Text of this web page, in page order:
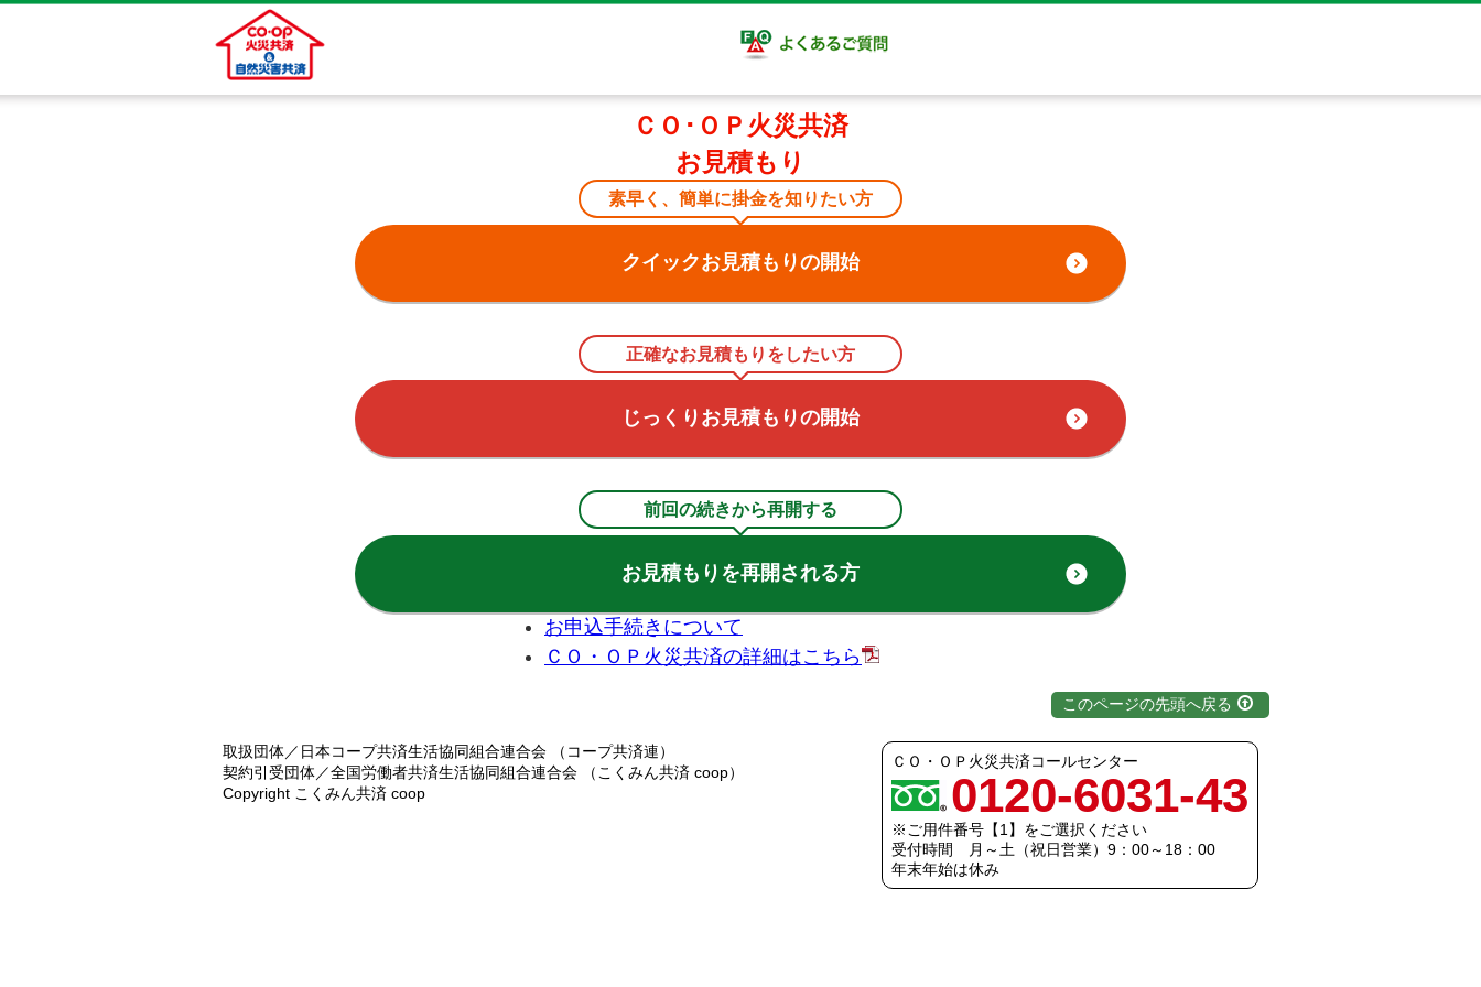
ＣＯ･ＯＰ火災共済
お見積もり
素早く、簡単に掛金を知りたい方
クイックお見積もりの開始
正確なお見積もりをしたい方
じっくりお見積もりの開始
前回の続きから再開する
お見積もりを再開される方
お申込手続きについて
ＣＯ・ＯＰ火災共済の詳細はこちら
このページの先頭へ戻る
取扱団体／日本コープ共済生活協同組合連合会 （コープ共済連）
契約引受団体／全国労働者共済生活協同組合連合会 （こくみん共済 coop）
Copyright こくみん共済 coop
ＣＯ・ＯＰ火災共済コールセンター
0120-6031-43
※ご用件番号【1】をご選択ください
受付時間 月～土（祝日営業）9：00～18：00
年末年始は休み